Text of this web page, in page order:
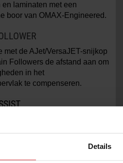
Details
en laminaten met een
boor van OMAX-Engineered.
met de AJet/VersaJET-snijkop
Followers de afstand aan om
in het
te compenseren.
veel meer.